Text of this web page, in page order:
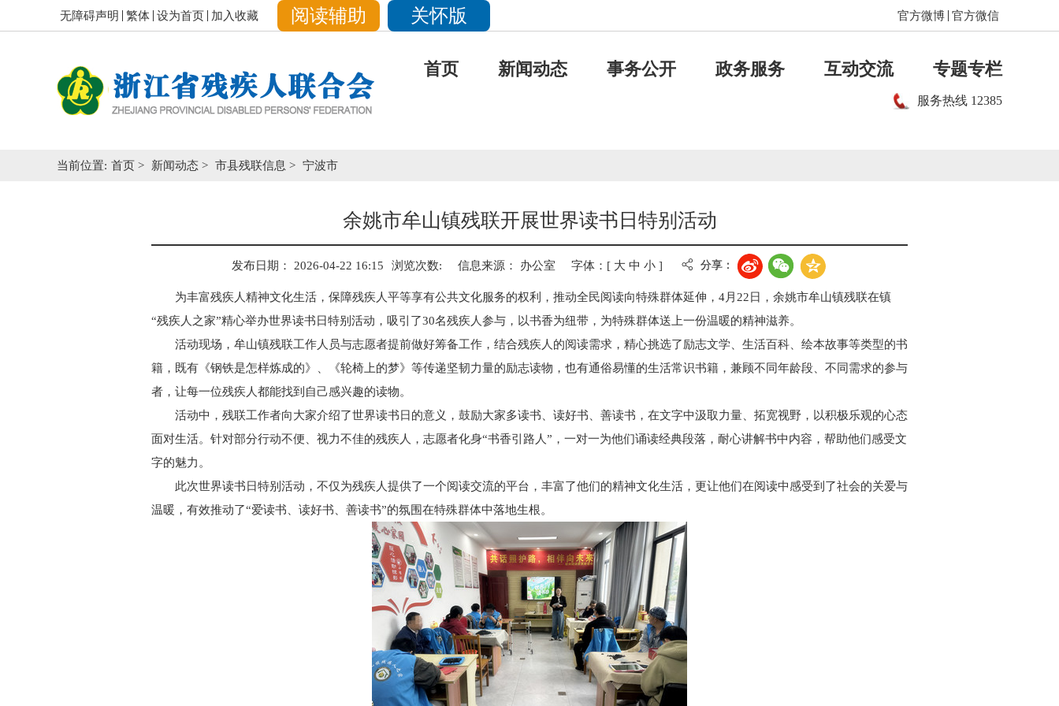
无障碍声明 阅读辅助
繁体 设为首页 加入收藏 官方微博 官方微信
首页 新闻动态 事务公开 政务服务 互动交流 专题专栏
服务热线 12385
当前位置: 首页 > 新闻动态 > 市县残联信息 > 宁波市
余姚市牟山镇残联开展世界读书日特别活动
发布日期： 2026-04-22 16:15 浏览次数: 信息来源： 办公室 字体：[ 大 中 小] 分享：
为丰富残疾人精神文化生活，保障残疾人平等享有公共文化服务的权利，推动全民阅读向特殊群体延伸，4月22日，余姚市牟山镇残联在镇
“残疾人之家”精心举办世界读书日特别活动，吸引了30名残疾人参与，以书香为纽带，为特殊群体送上一份温暖的精神滋养。
活动现场，牟山镇残联工作人员与志愿者提前做好筹备工作，结合残疾人的阅读需求，精心挑选了励志文学、生活百科、绘本故事等类型的书
籍，既有《钢铁是怎样炼成的》、《轮椅上的梦》等传递坚韧力量的励志读物，也有通俗易懂的生活常识书籍，兼顾不同年龄段、不同需求的参与
者，让每一位残疾人都能找到自己感兴趣的读物。
活动中，残联工作者向大家介绍了世界读书日的意义，鼓励大家多读书、读好书、善读书，在文字中汲取力量、拓宽视野，以积极乐观的心态
面对生活。针对部分行动不便、视力不佳的残疾人，志愿者化身“书香引路人”，一对一为他们诵读经典段落，耐心讲解书中内容，帮助他们感受文
字的魅力。
此次世界读书日特别活动，不仅为残疾人提供了一个阅读交流的平台，丰富了他们的精神文化生活，更让他们在阅读中感受到了社会的关爱与
温暖，有效推动了“爱读书、读好书、善读书”的氛围在特殊群体中落地生根。
关怀版